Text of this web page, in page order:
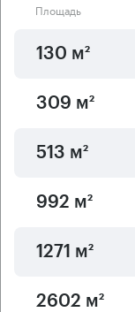
Площадь
130 м²
309 м²
513 м²
992 м²
1271 м²
2602 м²